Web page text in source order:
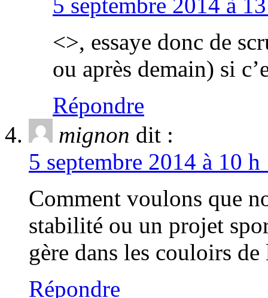
5 septembre 2014 à
<>, essaye donc de
ou après demain) si
Répondre
mignon dit :
5 septembre 2014 à 10
Comment voulons que
stabilité ou un projet
gère dans les couloirs de
Répondre